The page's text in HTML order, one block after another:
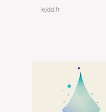
lejdd.fr